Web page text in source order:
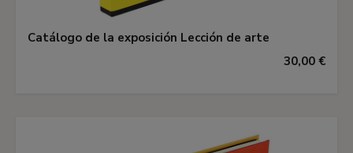
Catálogo de la exposición Lección de arte
30,00 €